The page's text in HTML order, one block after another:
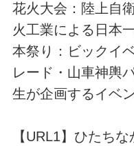
花火大会：陸上自
火工業による日本
本祭り：ビックイ
レード・山車神輿
生が企画するイベ
【URL1】ひたち